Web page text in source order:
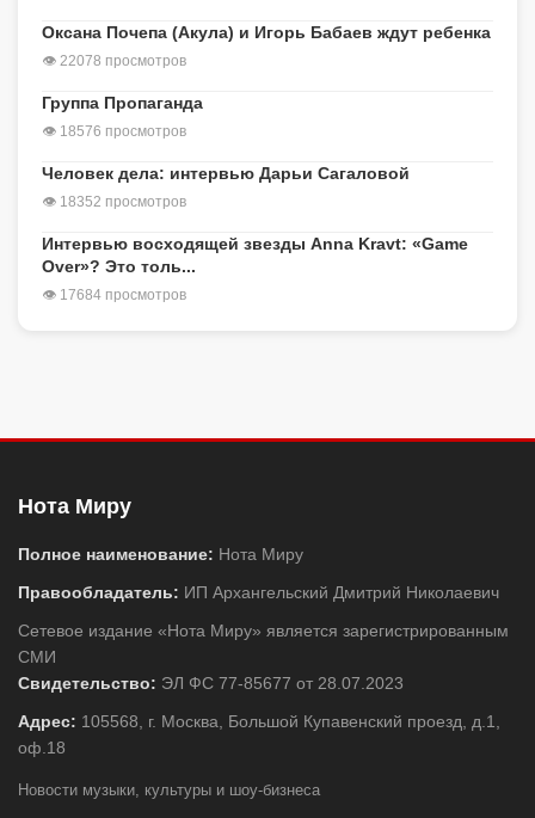
Оксана Почепа (Акула) и Игорь Бабаев ждут ребенка
👁 22078 просмотров
Группа Пропаганда
👁 18576 просмотров
Человек дела: интервью Дарьи Сагаловой
👁 18352 просмотров
Интервью восходящей звезды Anna Kravt: «Game
Over»? Это толь...
👁 17684 просмотров
Нота Миру
Полное наименование: Нота Миру
Правообладатель: ИП Архангельский Дмитрий Николаевич
Сетевое издание «Нота Миру» является зарегистрированным
СМИ
Свидетельство: ЭЛ ФС 77-85677 от 28.07.2023
Адрес: 105568, г. Москва, Большой Купавенский проезд, д.1,
оф.18
Новости музыки, культуры и шоу-бизнеса